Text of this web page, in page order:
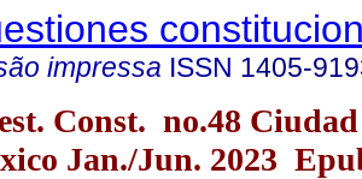
impressa ISSN 1405-
Const. no.48
Jan./Jun. 2023